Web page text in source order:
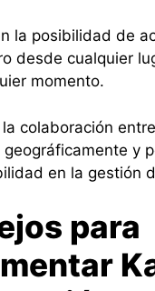
la posibilidad de
desde cualquier
momento.
colaboración
y
en la gestión
para